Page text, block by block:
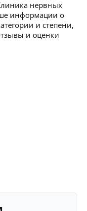
нервных
информации о
и степени,
и оценки